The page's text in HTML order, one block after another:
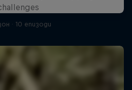
· 10 епизоди